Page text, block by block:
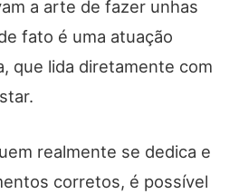
a arte de fazer unhas
fato é uma atuação
que lida diretamente com
realmente se dedica e
corretos, é possível